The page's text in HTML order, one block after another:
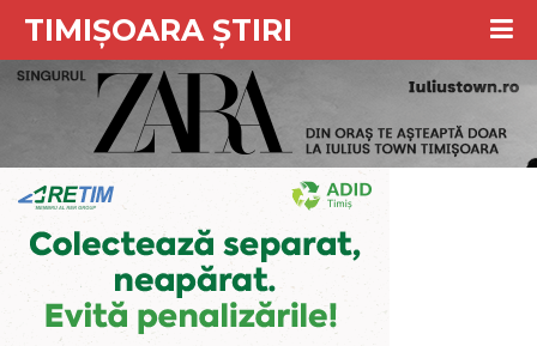
TIMIȘOARA ȘTIRI